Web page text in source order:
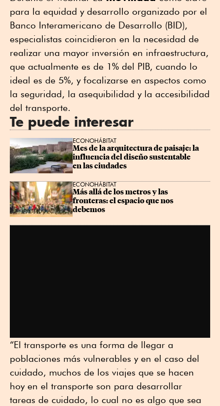
para la equidad y desarrollo organizado por el
Banco Interamericano de Desarrollo (BID),
especialistas coincidieron en la necesidad de
realizar una mayor inversión en infraestructura,
que actualmente es de 1% del PIB, cuando lo
ideal es de 5%, y focalizarse en aspectos como
la seguridad, la asequibilidad y la accesibilidad
del transporte.
Te puede interesar
ECONOHÁBITAT
Mes de la arquitectura de paisaje: la
influencia del diseño sustentable
en las ciudades
ECONOHÁBITAT
Más allá de los metros y las
fronteras: el espacio que nos
debemos
“El transporte es una forma de llegar a
poblaciones más vulnerables y en el caso del
cuidado, muchos de los viajes que se hacen
hoy en el transporte son para desarrollar
tareas de cuidado, lo cual no es algo que sea